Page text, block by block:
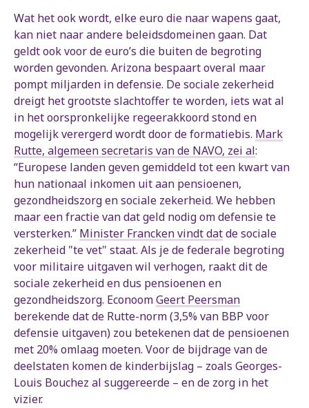
Wat het ook wordt, elke euro die naar wapens gaat,
kan niet naar andere beleidsdomeinen gaan. Dat
geldt ook voor de euro’s die buiten de begroting
worden gevonden. Arizona bespaart overal maar
pompt miljarden in defensie. De sociale zekerheid
dreigt het grootste slachtoffer te worden, iets wat al
in het oorspronkelijke regeerakkoord stond en
mogelijk verergerd wordt door de formatiebis. Mark
Rutte, algemeen secretaris van de NAVO, zei al:
“Europese landen geven gemiddeld tot een kwart van
hun nationaal inkomen uit aan pensioenen,
gezondheidszorg en sociale zekerheid. We hebben
maar een fractie van dat geld nodig om defensie te
versterken.” Minister Francken vindt datde sociale
zekerheid "te vet" staat. Als je de federale begroting
voor militaire uitgaven wil verhogen, raakt dit de
sociale zekerheid en dus pensioenen en
gezondheidszorg. EconoomGeert Peersman
berekende dat de Rutte-norm (3,5% van BBP voor
defensie uitgaven) zou betekenen dat de pensioenen
met 20% omlaag moeten. Voor de bijdrage van de
deelstaten komen de kinderbijslag – zoals Georges-
Louis Bouchez al suggereerde – en de zorg in het
vizier.